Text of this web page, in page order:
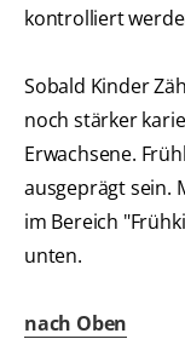
kontrolliert
Sobald Kinder
noch stärker
Erwachsene.
ausgeprägt sein.
im Bereich
unten.
nach Oben